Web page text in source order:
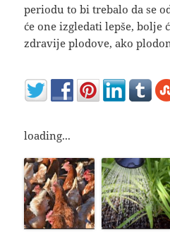
periodu to bi trebalo da se
će one izgledati lepše, bolje
zdravije plodove, ako
loading...